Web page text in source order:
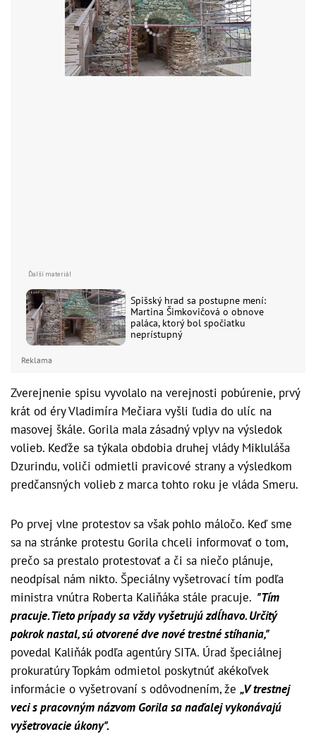
Spišský hrad sa postupne mení:
Martina Šimkovičová o obnove
paláca, ktorý bol spočiatku
neprístupný
Reklama
Zverejnenie spisu vyvolalo na verejnosti pobúrenie, prvý
krát od éry Vladimíra Mečiara vyšli ľudia do ulíc na
masovej škále. Gorila mala zásadný vplyv na výsledok
volieb. Keďže sa týkala obdobia druhej vlády Mikluláša
Dzurindu, voliči odmietli pravicové strany a výsledkom
predčansných volieb z marca tohto roku je vláda Smeru.
Po prvej vlne protestov sa však pohlo máločo. Keď sme
sa na stránke protestu Gorila chceli informovať o tom,
prečo sa prestalo protestovať a či sa niečo plánuje,
neodpísal nám nikto. Špeciálny vyšetrovací tím podľa
ministra vnútra Roberta Kaliňáka stále pracuje. "Tím
pracuje. Tieto prípady sa vždy vyšetrujú zdĺhavo. Určitý
pokrok nastal, sú otvorené dve nové trestné stíhania,"
povedal Kaliňák podľa agentúry SITA. Úrad špeciálnej
prokuratúry Topkám odmietol poskytnúť akékoľvek
informácie o vyšetrovaní s odôvodnením, že „V trestnej
veci s pracovným názvom Gorila sa naďalej vykonávajú
vyšetrovacie úkony".